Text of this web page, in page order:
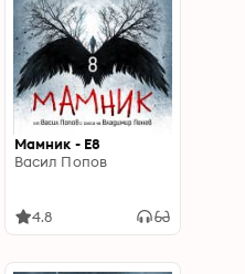
Мамник - E8
Васил Попов
4.8